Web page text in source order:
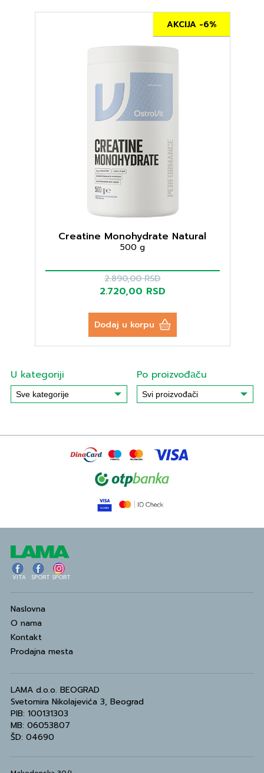
AKCIJA -6%
Creatine Monohydrate Natural
500 g
2.890,00 RSD
2.720,00 RSD
Dodaj u korpu
U kategoriji Po proizvođаču
VITA SPORT SPORT
Naslovna
O nama
Kontakt
Prodajna mesta
LAMA d.o.o. BEOGRAD
Svetomira Nikolajevića 3, Beograd
PIB: 100131303
MB: 06053807
ŠD: 04690